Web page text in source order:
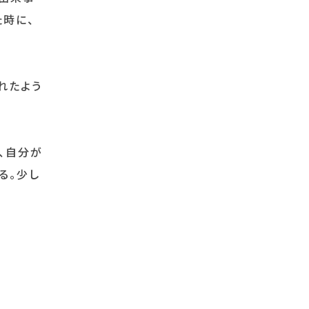
に、
たよう
自分が
。少し